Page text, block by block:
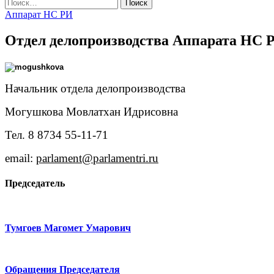
Аппарат НС РИ
Отдел делопроизводства Аппарата НС
Начальник отдела делопроизводства
Могушкова Мовлатхан Идрисовна
Тел. 8 8734 55-11-71
email: parlament@parlamentri.ru
Председатель
Тумгоев Магомет Умарович
Обращения Председателя